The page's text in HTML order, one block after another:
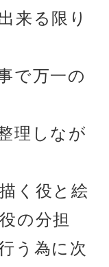
来る限り
で万一の
理しなが
く役と絵
の分担
う為に次